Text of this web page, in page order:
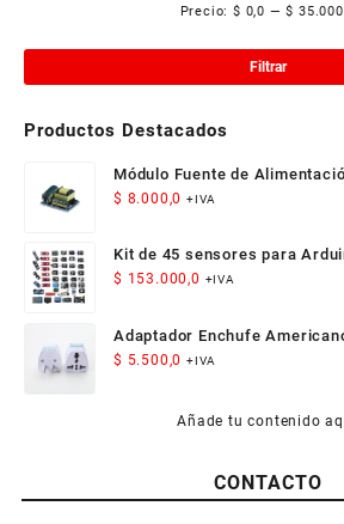
Filtrar
Precio: $ 0,0 —$
Productos Destacados
Módulo Fuente de
300mA 3.5W
$ 8.000,0 +IVA
Kit de 45 sensores para
$ 153.000,0 +IVA
Adaptador Enchufe
Viaje
$ 5.500,0 +IVA
Añade tu contenido
CONTACTO